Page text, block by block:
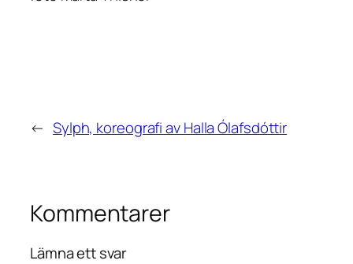
← Sylph, koreografi av Halla Ólafsdóttir
Kommentarer
Lämna ett svar